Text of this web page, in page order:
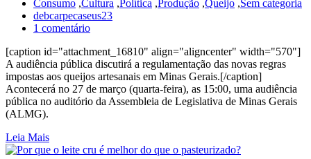
Consumo ,Cultura , Política , Produção ,Queijo ,Sem categoria
debcarpecaseus23
1 comentário
[caption id="attachment_16810" align="aligncenter" width="570"]
A audiência pública discutirá a regulamentação das novas regras
impostas aos queijos artesanais em Minas Gerais.[/caption]
Acontecerá no 27 de março (quarta-feira), as 15:00, uma audiência
pública no auditório da Assembleia de Legislativa de Minas Gerais
(ALMG).
Leia Mais